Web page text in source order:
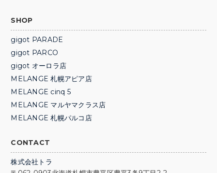
SHOP
gigot PARADE
gigot PARCO
gigot オーロラ店
MELANGE 札幌アピア店
MELANGE cinq 5
MELANGE マルヤマクラス店
MELANGE 札幌パルコ店
CONTACT
株式会社トラ